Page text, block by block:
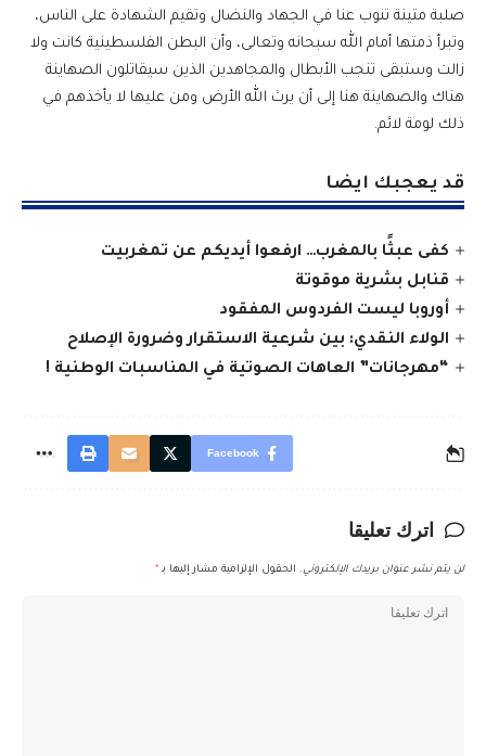
صلبة متينة تنوب عنا في الجهاد والنضال وتقيم الشهادة على الناس،
وتبرأ ذمتها أمام الله سبحانه وتعالى، وأن البطن الفلسطينية كانت ولا
زالت وستبقى تنجب الأبطال والمجاهدين الذين سيقاتلون الصهاينة
هناك والصهاينة هنا إلى أن يرث الله الأرض ومن عليها لا يأخذهم في
ذلك لومة لائم.
قد يعجبك ايضا
كفى عبثًا بالمغرب… ارفعوا أيديكم عن تمغربيت
قنابل بشرية موقوتة
أوروبا ليست الفردوس المفقود
الولاء النقدي: بين شرعية الاستقرار وضرورة الإصلاح
“مهرجانات” العاهات الصوتية في المناسبات الوطنية !
Facebook
اترك تعليقا
لن يتم نشر عنوان بريدك الإلكتروني. الحقول الإلزامية مشار إليها بـ *